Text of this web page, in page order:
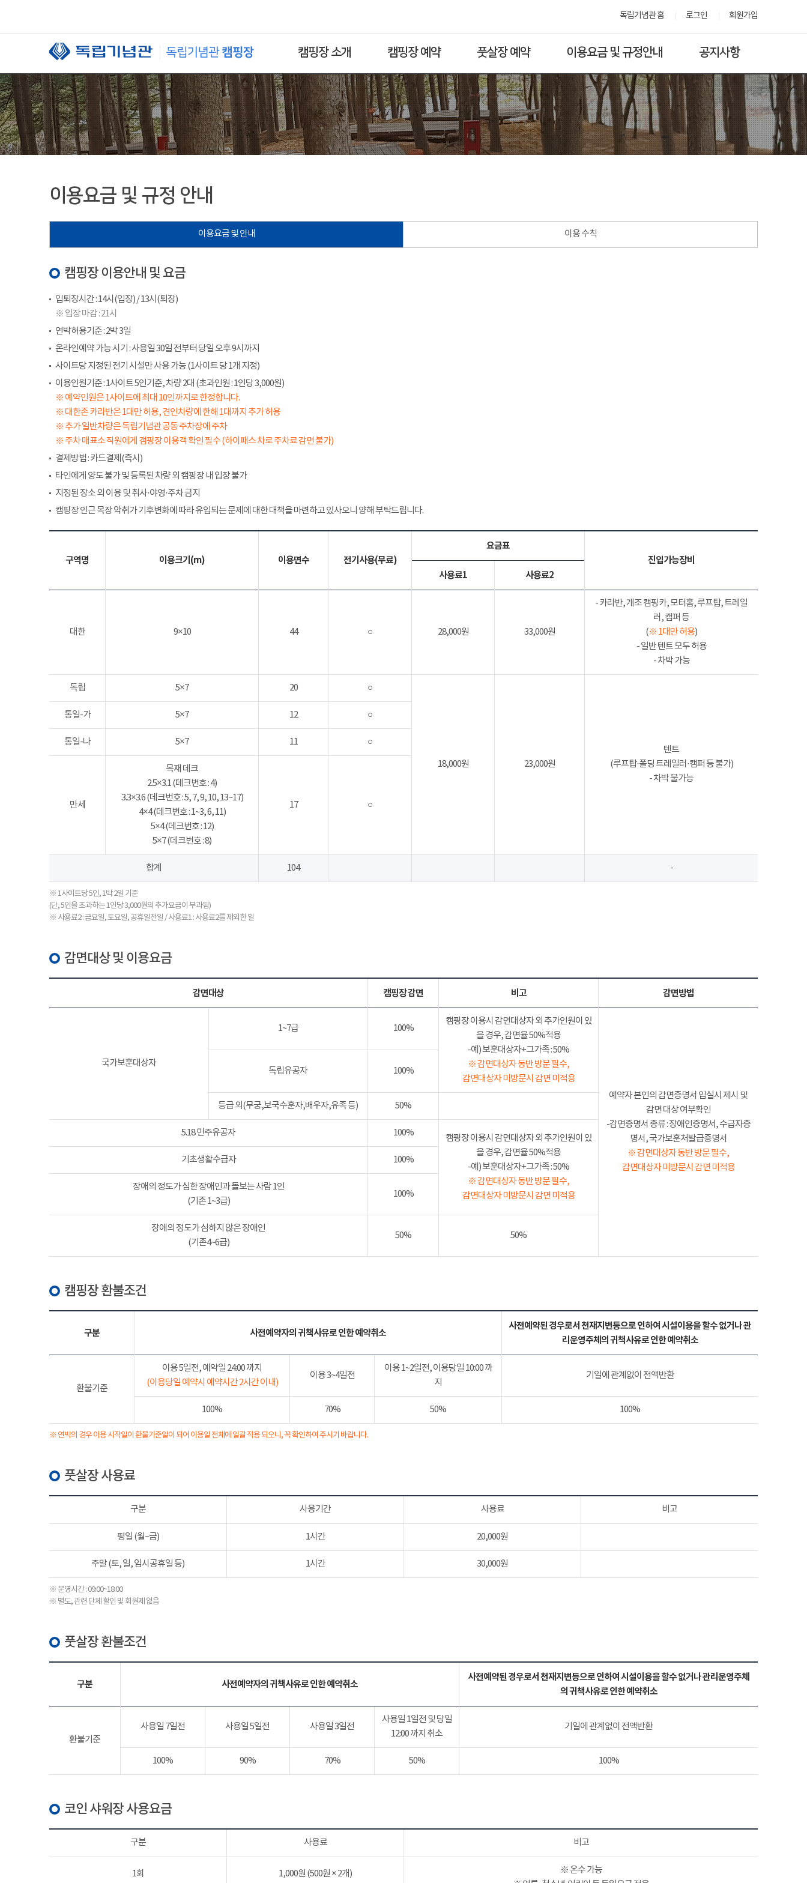
독립기념관 홈 로그인 회원가입
캠핑장 소개 캠핑장 예약 풋살장 예약 이용요금 및 규정안내 공지사항
이용요금 및 규정 안내
이용요금 및 안내 이용 수칙
캠핑장 이용안내 및 요금
입퇴장시간 : 14시(입장) / 13시(퇴장)
※ 입장 마감 : 21시
연박허용기준 : 2박 3일
온라인예약 가능 시기 : 사용일 30일 전부터 당일 오후 9시까지
사이트당 지정된 전기 시설만 사용 가능 (1사이트 당 1개 지정)
이용인원기준 : 1사이트 5인기준, 차량 2대 (초과인원 : 1인당 3,000원)
※ 예약인원은 1사이트에 최대 10인까지로 한정합니다.
※ 대한존 카라반은 1대만 허용, 견인차량에 한해 1대까지 추가 허용
※ 추가 일반차량은 독립기념관 공동 주차장에 주차
※ 주차 매표소 직원에게 갬핑장 이용객 확인 필수 (하이패스 차로 주차료 감면 불가)
결제방법 : 카드결제(즉시)
타인에게 양도 불가 및 등록된 차량 외 캠핑장 내 입장 불가
지정된 장소 외 이용 및 취사·야영·주차 금지
캠핑장 인근 목장 악취가 기후변화에 따라 유입되는 문제에 대한 대책을 마련하고 있사오니 양해 부탁드립니다.
구역명 이용크기(m) 이용면수 전기사용(무료)
요금표
진입가능장비
사용료1
사용료2
대한 9×10 44 ○ 28,000원 33,000원
- 카라반, 개조 캠핑카, 모터홈, 루프탑, 트레일
러, 캠퍼 등
(※ 1대만 허용)
- 일반 텐트 모두 허용
- 차박 가능
독립 5×7 20 ○
18,000원 23,000원
텐트
(루프탑·폴딩 트레일러·캠퍼 등 불가)
- 차박 불가능
통일-가 5×7 12 ○
통일-나 5×7 11 ○
만세
목재 데크
2.5×3.1 (데크번호 : 4)
3.3×3.6 (데크번호 : 5, 7, 9, 10, 13~17)
4×4 (데크번호 : 1~3, 6, 11)
5×4 (데크번호 : 12)
5×7 (데크번호 : 8)
17 ○
합계 104 -
※ 1사이트당 5인, 1박 2일 기준
(단, 5인을 초과하는 1인당 3,000원의 추가요금이 부과됨)
※ 사용료2 : 금요일, 토요일, 공휴일전일 / 사용료1 : 사용료2를 제외한 일
감면대상 및 이용요금
감면대상 캠핑장 감면 비고 감면방법
국가보훈대상자
1~7급 100%
캠핑장 이용시 감면대상자 외 추가인원이 있
을 경우, 감면율 50%적용
-예) 보훈대상자+그가족 : 50%
※ 감면대상자 동반 방문 필수,
감면대상자 미방문시 감면 미적용
예약자 본인의 감면증명서 입실시 제시 및
감면 대상 여부확인
-감면증명서 종류 : 장애인증명서, 수급자증
명서, 국가보훈처발급증명서
※ 감면대상자 동반 방문 필수,
감면대상자 미방문시 감면 미적용
독립유공자 100%
등급 외(무궁,보국수훈자,배우자,유족 등) 50%
5.18 민주유공자 100%
캠핑장 이용시 감면대상자 외 추가인원이 있
을 경우, 감면율 50%적용
-예) 보훈대상자+그가족 : 50%
※ 감면대상자 동반 방문 필수,
감면대상자 미방문시 감면 미적용
기초생활수급자 100%
장애의 정도가 심한 장애인과 돌보는 사람 1인
(기존 1~3급)
100%
장애의 정도가 심하지 않은 장애인
(기존4~6급)
50% 50%
캠핑장 환불조건
구분 사전예약자의 귀책사유로 인한 예약취소
사전예약된 경우로서 천재지변등으로 인하여 시설이용을 할수 없거나 관
리운영주체의 귀책사유로 인한 예약취소
환불기준
이용 5일전, 예약일 24:00 까지
(이용당일 예약시 예약시간 2시간 이내)
이용 3~4일전
이용 1~2일전, 이용당일 10:00 까
지
기일에 관계없이 전액반환
100% 70% 50% 100%
※ 연박의 경우 이용 시작일이 환불기준일이 되어 이용일 전체에 일괄 적용 되오니, 꼭 확인하여 주시기 바랍니다.
풋살장 사용료
구분 사용기간 사용료 비고
평일 (월~금) 1시간 20,000원
주말 (토, 일, 임시공휴일 등) 1시간 30,000원
※ 운영시간 : 09:00~18:00
※ 별도, 관련 단체 할인 및 회원제 없음
풋살장 환불조건
구분 사전예약자의 귀책사유로 인한 예약취소
사전예약된 경우로서 천재지변등으로 인하여 시설이용을 할수 없거나 관리운영주체
의 귀책사유로 인한 예약취소
환불기준
사용일 7일전 사용일 5일전 사용일 3일전
사용일 1일전 및 당일
12:00 까지 취소
기일에 관계없이 전액반환
100% 90% 70% 50% 100%
코인 샤워장 사용요금
구분 사용료 비고
1회 1,000원 (500원 × 2개)
※ 온수 가능